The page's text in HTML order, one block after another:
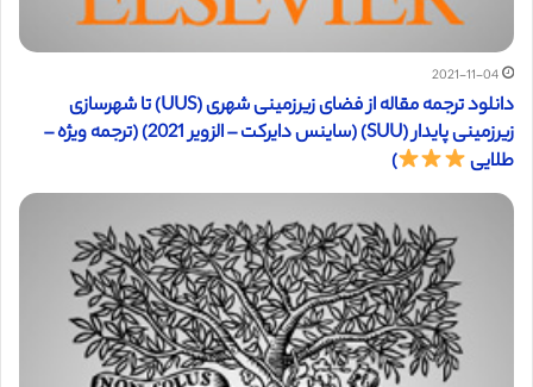
2021-11-04
دانلود ترجمه مقاله از فضای زیرزمینی شهری (UUS) تا شهرسازی
زیرزمینی پایدار (SUU) (ساینس دایرکت – الزویر 2021) (ترجمه ویژه –
طلایی
)